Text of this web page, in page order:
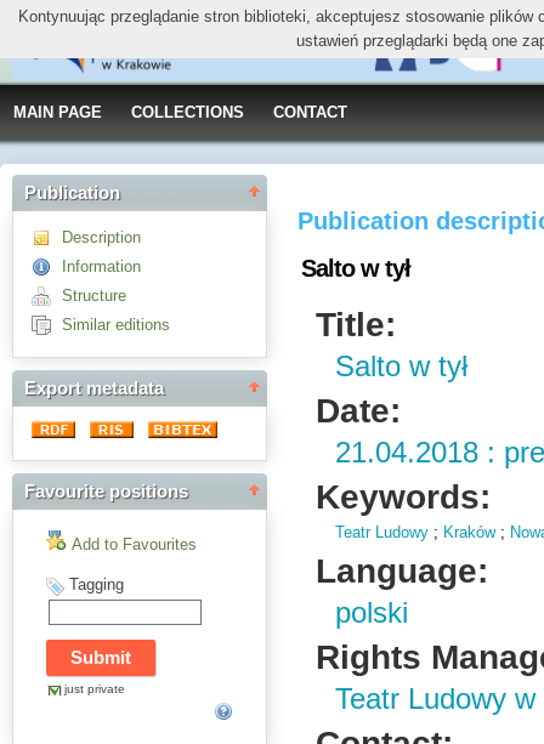
MAIN PAGE COLLECTIONS CONTACT
Publication
Description
Information
Structure
Similar editions
Export metadata
Favourite positions
Add to Favourites
Tagging
just private
Publication
Salto w tył
Title:
Salto w tył
Date:
21.04.2018 :
Keywords:
Teatr Ludowy ; Kraków;
Language:
polski
Rights
Teatr Ludowy
Kontynuując przeglądanie stron biblioteki, akceptujesz stosowanie
ustawień przeglądarki będą one